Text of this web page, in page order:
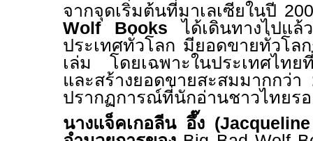
จากจุดเริ่มต้นที่มาเลเซียในปี
Wolf Books
ได้เดินทางไปแ
ประเทศทั่วโลก มียอดขายทั่วโล
เล่ม โดยเฉพาะในประเทศไท
และสร้างยอดขายสะสมมากกว่า
ปรากฏการณ์ที่นักอ่านชาวไทยร
นางแจ็คเกอลีน อึ๊ง